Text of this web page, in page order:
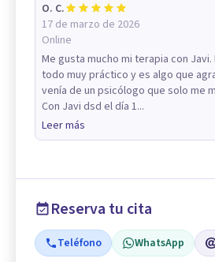
O. C.
17 de marzo de 2026
Online
Me gusta mucho mi terapia con
todo muy práctico y es algo que
venía de un psicólogo que solo me
Con Javi dsd el día 1...
Leer más
Reserva tu cita
Teléfono WhatsApp